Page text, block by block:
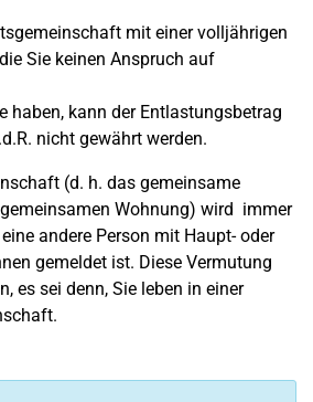
mit einer volljährigen
Sie keinen Anspruch auf
haben, kann der Entlastungsbetrag
nicht gewährt werden.
(d. h. das gemeinsame
Wohnung) wird immer
andere Person mit Haupt- oder
gemeldet ist. Diese Vermutung
es sei denn, Sie leben in einer